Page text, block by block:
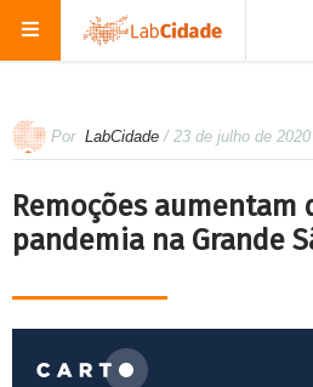
Por LabCidade / 23 de julho de 2020
Remoções aumentam
pandemia na Grande